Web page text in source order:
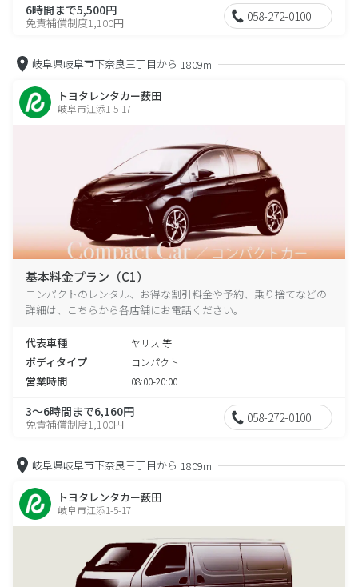
6時間まで5,500円
免責補償制度1,100円 058-272-0100
岐阜県岐阜市下奈良三丁目から 1809m
トヨタレンタカー薮田
岐阜市江添1-5-17
基本料金プラン（C1）
コンパクトのレンタル、お得な割引料金や予約、乗り捨てなどの
詳細は、こちらから各店舗にお電話ください。
代表車種 ヤリス 等
ボディタイプ コンパクト
営業時間 08:00-20:00
3～6時間まで6,160円
免責補償制度1,100円 058-272-0100
岐阜県岐阜市下奈良三丁目から 1809m
トヨタレンタカー薮田
岐阜市江添1-5-17